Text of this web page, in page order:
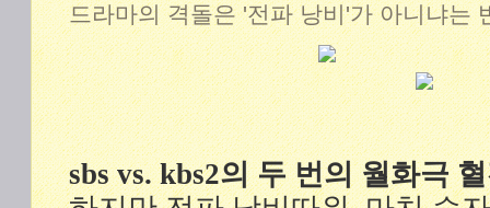
드라마의 격돌은 '전파 낭비'가 아니냐는
sbs vs. kbs2의 두 번의 월화극